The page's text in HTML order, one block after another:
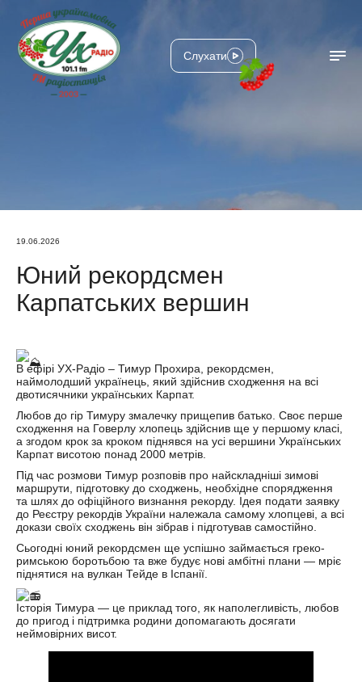
Слухати
19.06.2026
Юний рекордсмен
Карпатських вершин
В ефірі УХ-Радіо – Тимур Прохира, рекордсмен,
наймолодший українець, який здійснив сходження на всі
двотисячники українських Карпат.
Любов до гір Тимуру змалечку прищепив батько. Своє перше
сходження на Говерлу хлопець здійснив ще у першому класі,
а згодом крок за кроком піднявся на усі вершини Українських
Карпат висотою понад 2000 метрів.
Під час розмови Тимур розповів про найскладніші зимові
маршрути, підготовку до сходжень, необхідне спорядження
та шлях до офіційного визнання рекорду. Ідея подати заявку
до Реєстру рекордів України належала самому хлопцеві, а всі
докази своїх сходжень він зібрав і підготував самостійно.
Сьогодні юний рекордсмен ще успішно займається греко-
римською боротьбою та вже будує нові амбітні плани — мріє
піднятися на вулкан Тейде в Іспанії.
Історія Тимура — це приклад того, як наполегливість, любов
до пригод і підтримка родини допомагають досягати
неймовірних висот.